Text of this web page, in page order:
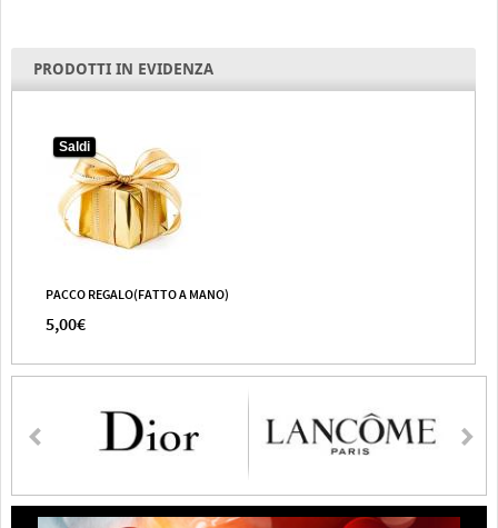
PRODOTTI IN EVIDENZA
Saldi
PACCO REGALO(FATTO A MANO)
5,00€